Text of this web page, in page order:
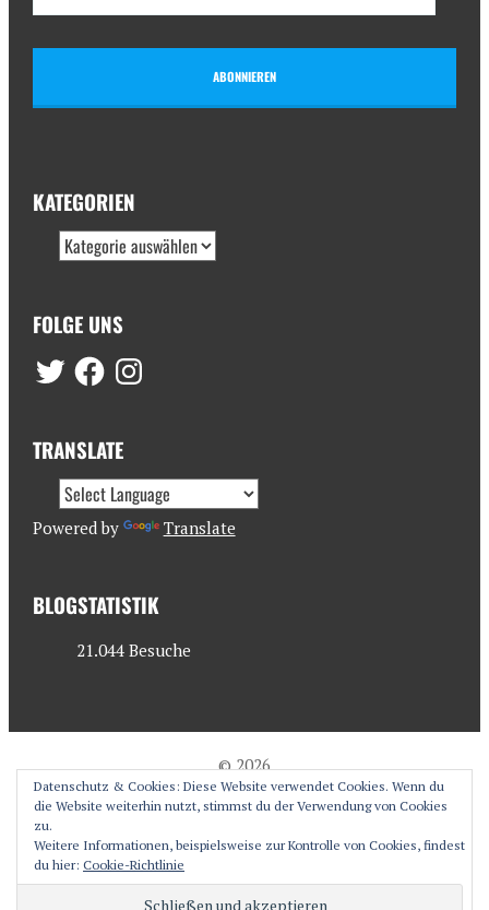
ABONNIEREN
KATEGORIEN
FOLGE UNS
TRANSLATE
Powered by Translate
BLOGSTATISTIK
21.044 Besuche
© 2026
antjesoasis.com
Datenschutz & Cookies: Diese Website verwendet Cookies. Wenn du
die Website weiterhin nutzt, stimmst du der Verwendung von Cookies
zu.
Weitere Informationen, beispielsweise zur Kontrolle von Cookies, findest
du hier: Cookie-Richtlinie